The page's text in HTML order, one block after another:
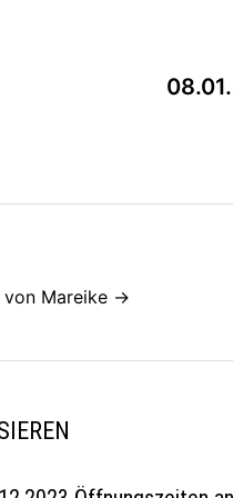
von Mareike →